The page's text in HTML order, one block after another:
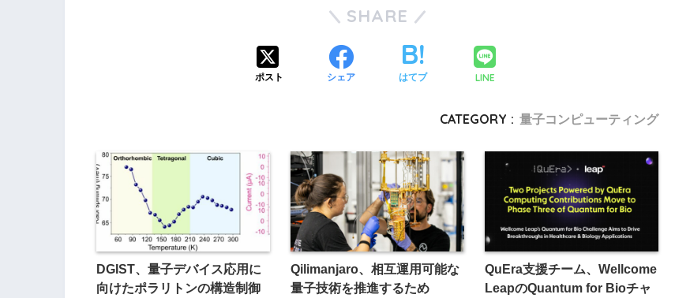
SHARE
ポスト シェア はてブ LINE
CATEGORY : 量子コンピューティング
DGIST、量子デバイス応用に
向けたポラリトンの構造制御
Qilimanjaro、相互運用可能な
量子技術を推進するため
QuEra支援チーム、Wellcome
LeapのQuantum for Bioチャ